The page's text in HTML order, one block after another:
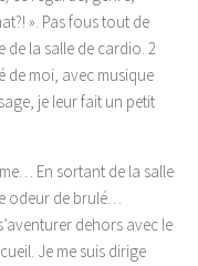
». Pas fous tout de
de la salle de cardio. 2
de moi, avec musique
je leur fait un petit
En sortant de la salle
odeur de brulé…
dehors avec le
Je me suis dirige